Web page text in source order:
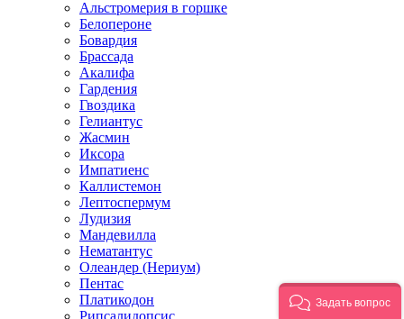
Альстромерия в горшке
Белопероне
Бовардия
Брассада
Акалифа
Гардения
Гвоздика
Гелиантус
Жасмин
Иксора
Импатиенс
Каллистемон
Лептоспермум
Лудизия
Мандевилла
Нематантус
Олеандер (Нериум)
Пентас
Платикодон
Задать вопрос